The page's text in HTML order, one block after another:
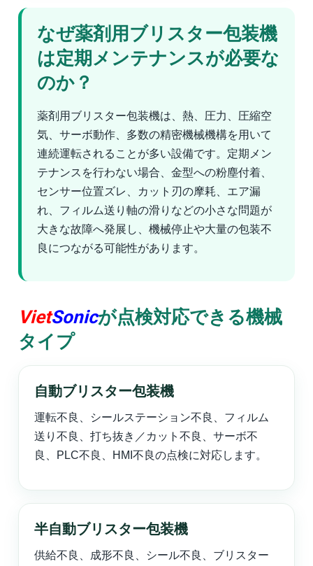
なぜ薬剤用ブリスター包装機
は定期メンテナンスが必要な
のか？
薬剤用ブリスター包装機は、熱、圧力、圧縮空
気、サーボ動作、多数の精密機械機構を用いて
連続運転されることが多い設備です。定期メン
テナンスを行わない場合、金型への粉塵付着、
センサー位置ズレ、カット刃の摩耗、エア漏
れ、フィルム送り軸の滑りなどの小さな問題が
大きな故障へ発展し、機械停止や大量の包装不
良につながる可能性があります。
VietSonicが点検対応できる機械
タイプ
自動ブリスター包装機
運転不良、シールステーション不良、フィルム
送り不良、打ち抜き／カット不良、サーボ不
良、PLC不良、HMI不良の点検に対応します。
半自動ブリスター包装機
供給不良、成形不良、シール不良、ブリスター